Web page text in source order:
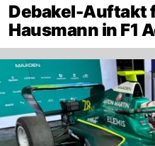
Debakel-Auftakt
Hausmann in F1